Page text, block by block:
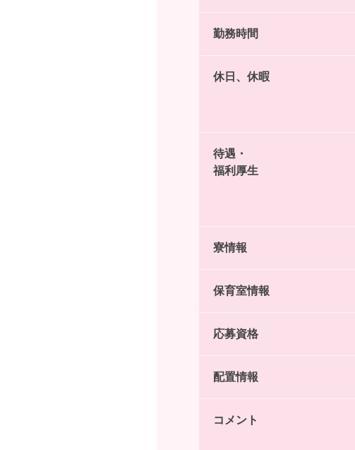
勤務時間
休日、休暇
待遇・
福利厚生
寮情報
保育室情報
応募資格
配置情報
コメント